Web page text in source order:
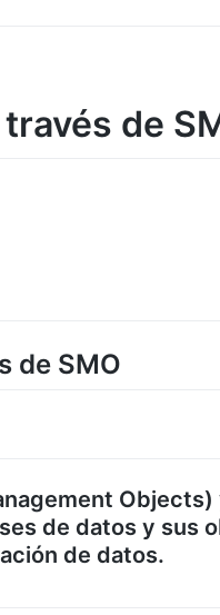
de
de SMO
de datos y sus
de datos.